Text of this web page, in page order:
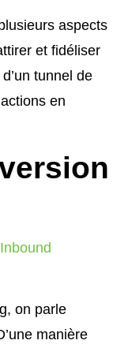
aspects
et fidéliser
tunnel de
en
Inbound
on parle
manière